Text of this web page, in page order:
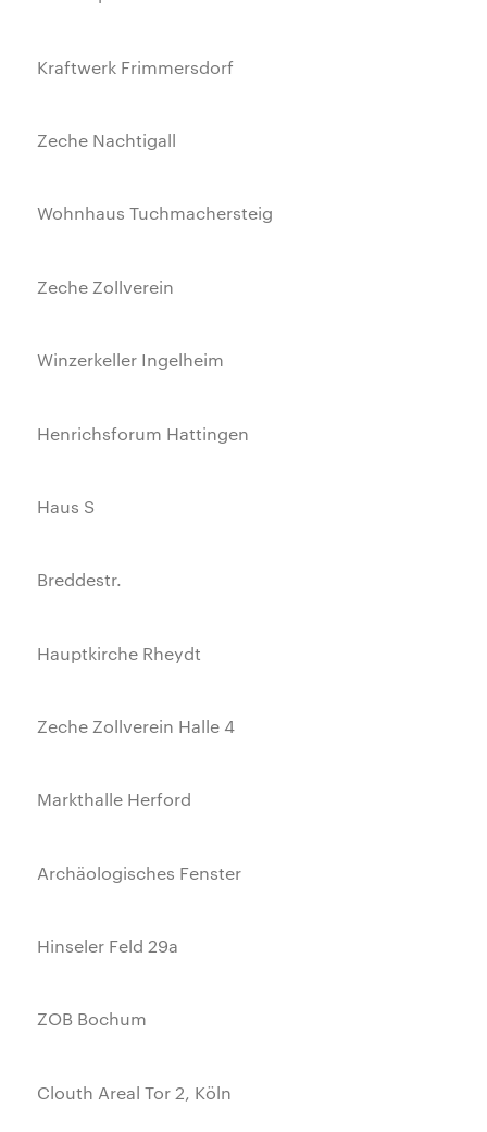
Kraftwerk Frimmersdorf
Zeche Nachtigall
Wohnhaus Tuchmachersteig
Zeche Zollverein
Winzerkeller Ingelheim
Henrichsforum Hattingen
Haus S
Breddestr.
Hauptkirche Rheydt
Zeche Zollverein Halle 4
Markthalle Herford
Archäologisches Fenster
Hinseler Feld 29a
ZOB Bochum
Clouth Areal Tor 2, Köln